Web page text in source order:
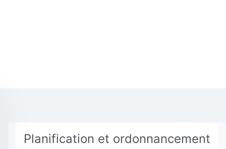
Planification et ordonnancement